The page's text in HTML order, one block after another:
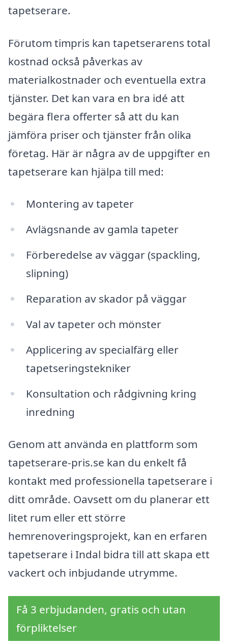
tapetserare.
Förutom timpris kan tapetserarens total
kostnad också påverkas av
materialkostnader och eventuella extra
tjänster. Det kan vara en bra idé att
begära flera offerter så att du kan
jämföra priser och tjänster från olika
företag. Här är några av de uppgifter en
tapetserare kan hjälpa till med:
Montering av tapeter
Avlägsnande av gamla tapeter
Förberedelse av väggar (spackling,
slipning)
Reparation av skador på väggar
Val av tapeter och mönster
Applicering av specialfärg eller
tapetseringstekniker
Konsultation och rådgivning kring
inredning
Genom att använda en plattform som
tapetserare-pris.se kan du enkelt få
kontakt med professionella tapetserare i
ditt område. Oavsett om du planerar ett
litet rum eller ett större
hemrenoveringsprojekt, kan en erfaren
tapetserare i Indal bidra till att skapa ett
vackert och inbjudande utrymme.
Få 3 erbjudanden, gratis och utan
förpliktelser